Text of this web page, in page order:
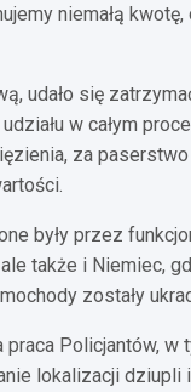
niemałą
udało się
w całym
za
były przez
ale także i Niemiec,
zostały
praca Policjantów, w
lokalizacji dziupli